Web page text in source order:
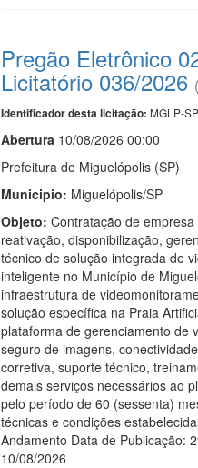
Pregão Eletrônico
Licitatório 036/2026
Identificador desta licitação: MGLP-
Abertura 10/08/2026 00:00
Prefeitura de Miguelópolis (SP)
Municipio: Miguelópolis/SP
Objeto: Contratação de
reativação, disponibilização,
técnico de solução integrada de
inteligente no Município de
infraestrutura de
solução específica na Praia
plataforma de gerenciamento de
seguro de imagens,
corretiva, suporte técnico,
demais serviços necessários ao
pelo período de 60 (sessenta)
técnicas e condições
Andamento Data de Publicação:
10/08/2026